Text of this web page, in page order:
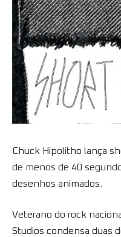
Chuck Hipolitho lança
de menos de 40
desenhos animados.
Veterano do rock
Studios condensa duas